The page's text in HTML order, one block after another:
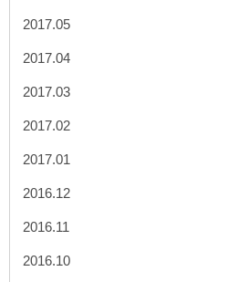
2017.05
2017.04
2017.03
2017.02
2017.01
2016.12
2016.11
2016.10